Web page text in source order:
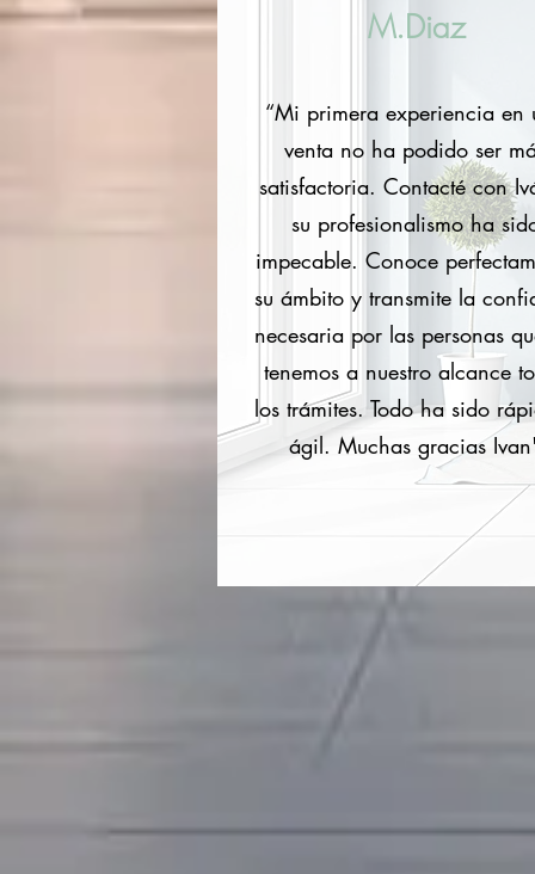
M.Diaz
“Mi primera experiencia en
venta no ha podido ser
satisfactoria. Contacté con
su profesionalismo ha
impecable. Conoce
su ámbito y transmite la
necesaria por las personas
tenemos a nuestro alcance
los trámites. Todo ha sido
ágil. Muchas gracias